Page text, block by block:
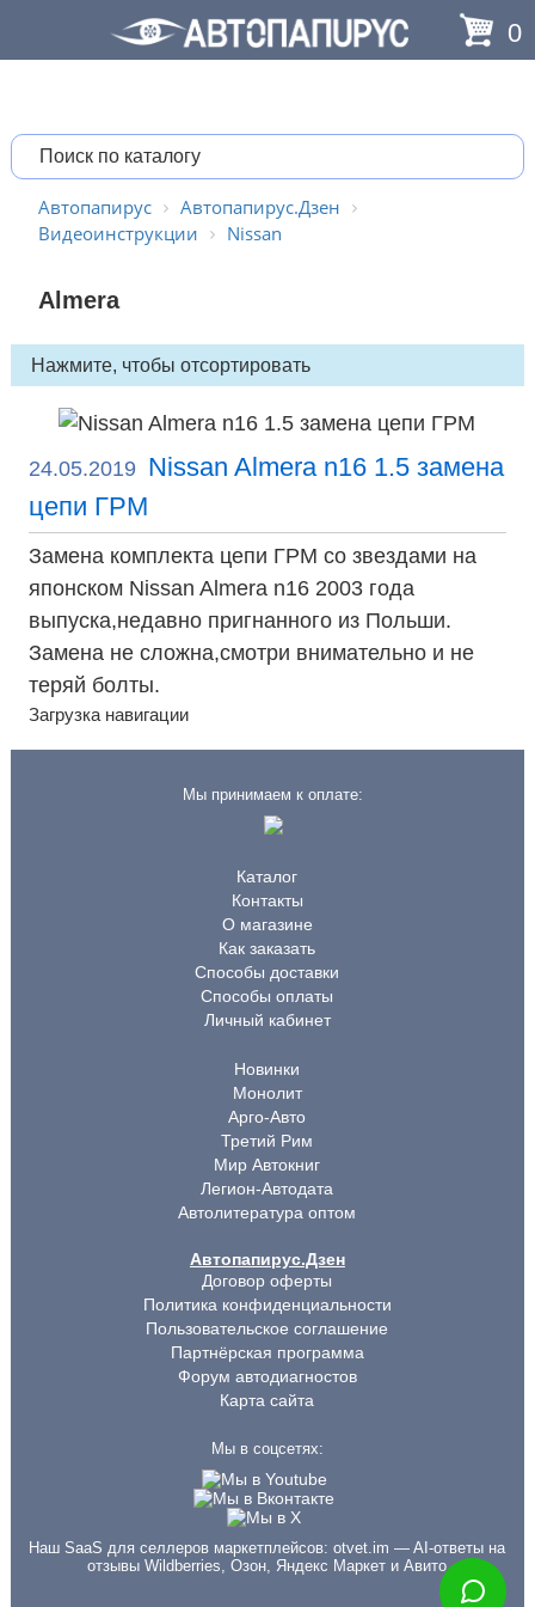
0
Автопапирус
Автопапирус.Дзен
Видеоинструкции
Nissan
Almera
24.05.2019 Nissan Almera n16 1.5 замена
цепи ГРМ
Замена комплекта цепи ГРМ со звездами на
японском Nissan Almera n16 2003 года
выпуска,недавно пригнанного из Польши.
Замена не сложна,смотри внимательно и не
теряй болты.
Загрузка навигации
Мы принимаем к оплате:
Каталог
Контакты
О магазине
Как заказать
Способы доставки
Способы оплаты
Личный кабинет
Новинки
Монолит
Арго-Авто
Третий Рим
Мир Автокниг
Легион-Автодата
Автолитература оптом
Автопапирус.Дзен
Договор оферты
Политика конфиденциальности
Пользовательское соглашение
Партнёрская программа
Форум автодиагностов
Карта сайта
Мы в соцсетях:
Наш SaaS для селлеров маркетплейсов:otvet.im — AI-ответы на
отзывы Wildberries, Озон, Яндекс Маркет и Авито